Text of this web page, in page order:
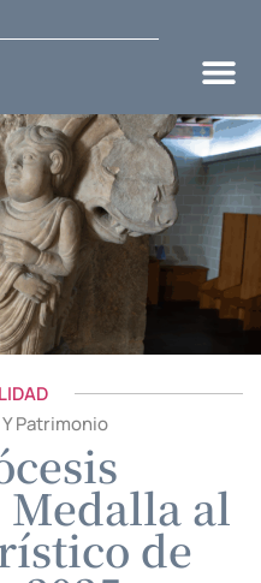
Patrimonio
Medalla al
de